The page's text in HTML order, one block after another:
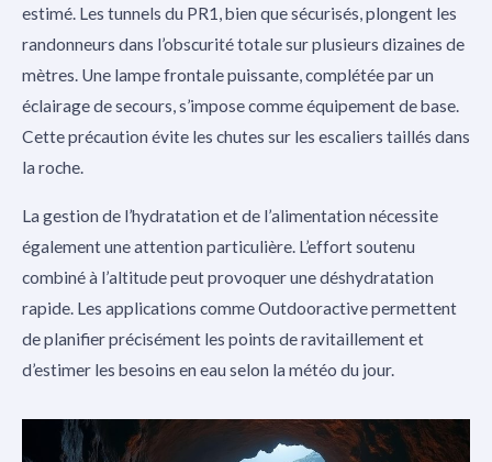
estimé. Les tunnels du PR1, bien que sécurisés, plongent les
randonneurs dans l’obscurité totale sur plusieurs dizaines de
mètres. Une lampe frontale puissante, complétée par un
éclairage de secours, s’impose comme équipement de base.
Cette précaution évite les chutes sur les escaliers taillés dans
la roche.
La gestion de l’hydratation et de l’alimentation nécessite
également une attention particulière. L’effort soutenu
combiné à l’altitude peut provoquer une déshydratation
rapide. Les applications comme Outdooractive permettent
de planifier précisément les points de ravitaillement et
d’estimer les besoins en eau selon la météo du jour.